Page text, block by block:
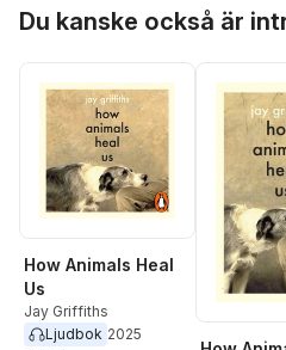
Du kanske också är
How Animals Heal
Us
Jay Griffiths
Ljudbok 2025